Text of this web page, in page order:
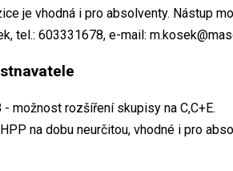
je vhodná i pro absolventy. Nástup
tel.: 603331678, e-mail:
možnost rozšíření skupisy na C,C+E.
na dobu neurčitou, vhodné i pro